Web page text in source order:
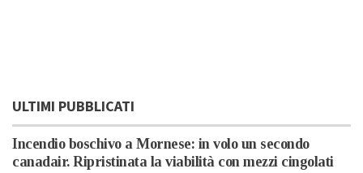
ULTIMI PUBBLICATI
Incendio boschivo a Mornese: in volo un secondo
canadair. Ripristinata la viabilità con mezzi cingolati